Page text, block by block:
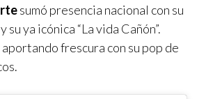
sumó presencia nacional con su
ya icónica “La vida Cañón”.
aportando frescura con su pop de